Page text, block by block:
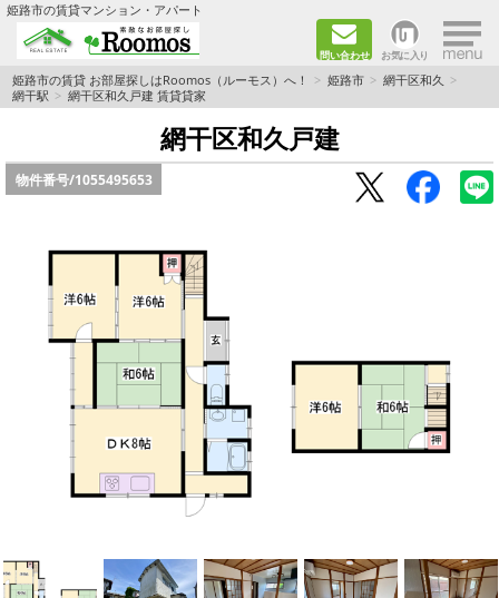
姫路市の賃貸マンション・アパート
問い合わせ お気に入り ×
TOPページ
ファミリー向けの部屋を探す
一人暮らし向けの部屋を探す
カップル向けの部屋を探す
敷金礼金0円の部屋を探す
都市ガス&オール電化の部屋を探す
ネット無料の部屋を探す
☆新築物件☆
☆インターネット無料物件☆
姫路市の賃貸 お部屋探しはRoomos（ルーモス）へ！ 姫路市
網干区和久
網干駅
網干区和久戸建 賃貸貸家
網干区和久戸建
物件番号/1055495653